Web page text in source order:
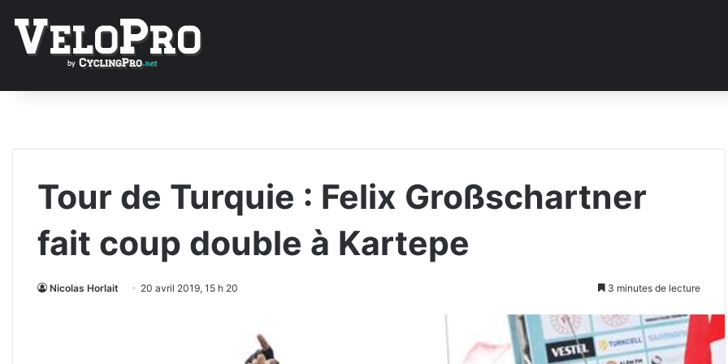
Tour de Turquie : Felix Großschartner
fait coup double à Kartepe
Nicolas Horlait 20 avril 2019, 15 h 20 3 minutes de lecture